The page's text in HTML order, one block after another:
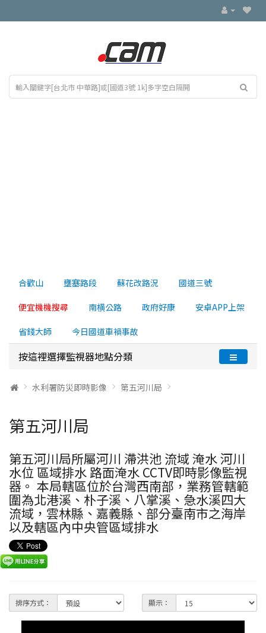
合歡山 壅塞路段 蘇花改路況 國道三號
便宜機機搜尋 南横公路 政府好康 安卓APP上架
省錢大師 今日國道車禍事故
按這裡選擇監視器地點分類
水利署防災即時影像 第五河川局
第五河川局
第五河川局所屬河川 滯洪池 流域 淹水 河川
水位 區域排水 路面淹水 CCTV即時影像監視
器。 本局轄區位於台灣西南部，業務管轄範
圍為北港溪、朴子溪、八掌溪、急水溪四大
流域，雲林縣、嘉義縣、部分臺南市之海岸
以及轄區內中央管區域排水
排序方式： 顯示：